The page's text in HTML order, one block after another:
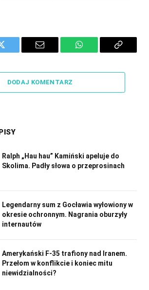
Twitter Email WhatsAppCopy
DODAJ KOMENTARZ
Ralph „Hau hau” Kamiński apeluje do
Skolima. Padły słowa o przeprosinach
Legendarny sum z Gocławia wyłowiony w
okresie ochronnym. Nagrania oburzyły
internautów
Amerykański F-35 trafiony nad Iranem.
Przełom w konflikcie i koniec mitu
niewidzialności?